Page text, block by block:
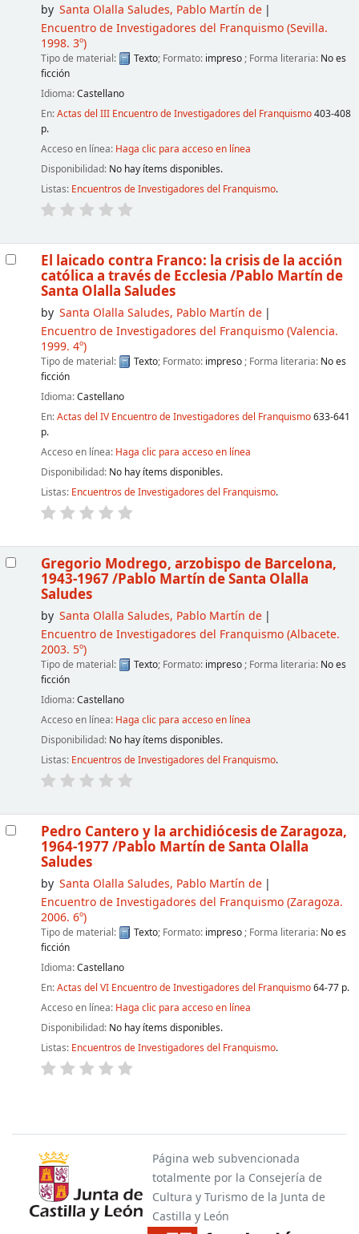
by Santa Olalla Saludes, Pablo Martín de
Encuentro de Investigadores del Franquismo(Sevilla.
1998. 3º)
Tipo de material: Texto; Formato: impreso ; Forma literaria: No es
ficción
Idioma:Castellano
En:Actas del III Encuentro de Investigadores del Franquismo403-408
p.
Acceso en línea: Haga clic para acceso en línea
Disponibilidad: No hay ítems disponibles.
Listas: Encuentros de Investigadores del Franquismo.
El laicado contra Franco: la crisis de la acción
católica a través de Ecclesia /Pablo Martín de
Santa Olalla Saludes
by Santa Olalla Saludes, Pablo Martín de
Encuentro de Investigadores del Franquismo(Valencia.
1999. 4º)
Tipo de material: Texto; Formato: impreso ; Forma literaria: No es
ficción
Idioma:Castellano
En:Actas del IV Encuentro de Investigadores del Franquismo633-641
p.
Acceso en línea: Haga clic para acceso en línea
Disponibilidad: No hay ítems disponibles.
Listas: Encuentros de Investigadores del Franquismo.
Gregorio Modrego, arzobispo de Barcelona,
1943-1967/Pablo Martín de Santa Olalla
Saludes
by Santa Olalla Saludes, Pablo Martín de
Encuentro de Investigadores del Franquismo(Albacete.
2003. 5º)
Tipo de material: Texto; Formato: impreso ; Forma literaria: No es
ficción
Idioma:Castellano
Acceso en línea: Haga clic para acceso en línea
Disponibilidad: No hay ítems disponibles.
Listas: Encuentros de Investigadores del Franquismo.
Pedro Cantero y la archidiócesis de Zaragoza,
1964-1977/Pablo Martín de Santa Olalla
Saludes
by Santa Olalla Saludes, Pablo Martín de
Encuentro de Investigadores del Franquismo(Zaragoza.
2006. 6º)
Tipo de material: Texto; Formato: impreso ; Forma literaria: No es
ficción
Idioma:Castellano
En:Actas del VI Encuentro de Investigadores del Franquismo64-77 p.
Acceso en línea: Haga clic para acceso en línea
Disponibilidad: No hay ítems disponibles.
Listas: Encuentros de Investigadores del Franquismo.
Página web subvencionada
totalmente por la Consejería de
Cultura y Turismo de la Junta de
Castilla y León